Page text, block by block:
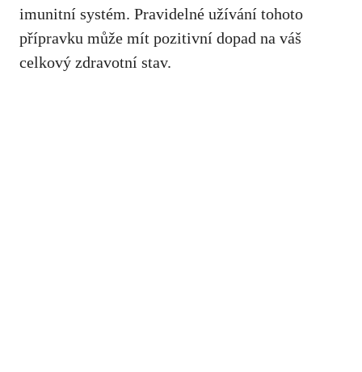
imunitní systém. Pravidelné užívání tohoto
přípravku může mít pozitivní dopad na váš
celkový zdravotní stav.